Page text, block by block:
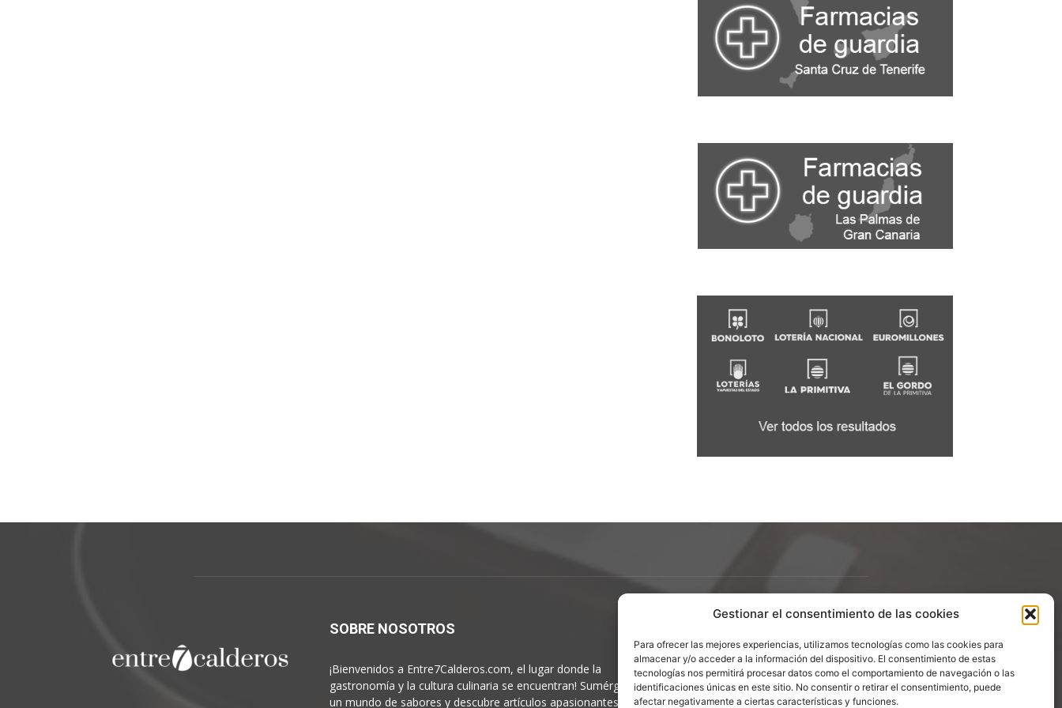
Gestionar el consentimiento de las cookies
Para ofrecer las mejores experiencias, utilizamos tecnologías como las cookies para
almacenar y/o acceder a la información del dispositivo. El consentimiento de estas
tecnologías nos permitirá procesar datos como el comportamiento de navegación o las
identificaciones únicas en este sitio. No consentir o retirar el consentimiento, puede
afectar negativamente a ciertas características y funciones.
SOBRE NOSOTROS
¡Bienvenidos a Entre7Calderos.com, el lugar donde la
gastronomía y la cultura culinaria se encuentran! Sumérgete en
un mundo de sabores y descubre artículos apasionantes.